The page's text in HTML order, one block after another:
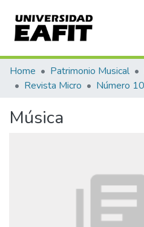
Communities & Collections
All of DSpace
Statistics
Home Patrimonio Musical
Revista Micro
Música